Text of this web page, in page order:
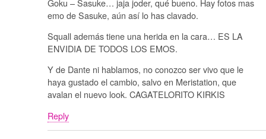
emo de Sasuke, aún así lo has clavado.
Squall además tiene una herida en la cara… ES LA
ENVIDIA DE TODOS LOS EMOS.
Y de Dante ni hablamos, no conozco ser vivo que le
haya gustado el cambio, salvo en Meristation, que
avalan el nuevo look. CAGATELORITO KIRKIS
Reply